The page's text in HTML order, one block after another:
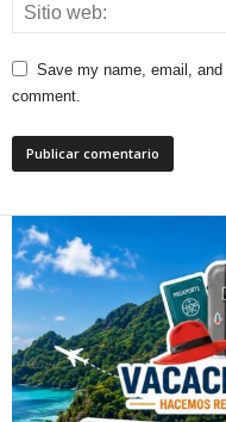
Save my name, email,
comment.